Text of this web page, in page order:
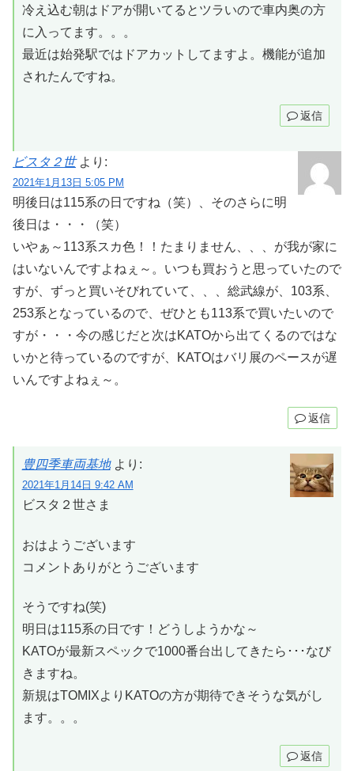
冷え込む朝はドアが開いてるとツラいので車内奥の方
に入ってます。。。
最近は始発駅ではドアカットしてますよ。機能が追加
されたんですね。
返信
ビスタ２世 より:
2021年1月13日 5:05 PM
明後日は115系の日ですね（笑）、そのさらに明
後日は・・・（笑）
いやぁ～113系スカ色！！たまりません、、、が我が家に
はいないんですよねぇ～。いつも買おうと思っていたので
すが、ずっと買いそびれていて、、、総武線が、103系、
253系となっているので、ぜひとも113系で買いたいので
すが・・・今の感じだと次はKATOから出てくるのではな
いかと待っているのですが、KATOはバリ展のペースが遅
いんですよねぇ～。
返信
豊四季車両基地 より:
2021年1月14日 9:42 AM
ビスタ２世さま
おはようございます
コメントありがとうございます
そうですね(笑)
明日は115系の日です！どうしようかな～
KATOが最新スペックで1000番台出してきたら･･･なび
きますね。
新規はTOMIXよりKATOの方が期待できそうな気がし
ます。。。
返信